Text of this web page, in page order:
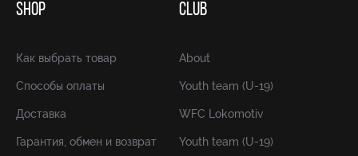
SHOP
Как выбрать товар
Способы оплаты
Доставка
Гарантия, обмен и возврат
CLUB
About
Youth team (U-19)
WFC Lokomotiv
Youth team (U-19)